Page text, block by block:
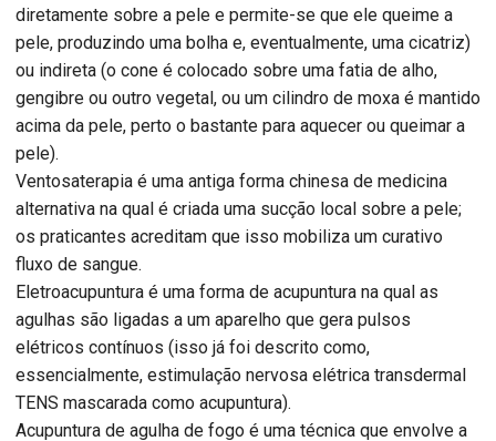
diretamente sobre a pele e permite-se que ele queime a
pele, produzindo uma bolha e, eventualmente, uma cicatriz)
ou indireta (o cone é colocado sobre uma fatia de alho,
gengibre ou outro vegetal, ou um cilindro de moxa é mantido
acima da pele, perto o bastante para aquecer ou queimar a
pele).
Ventosaterapia é uma antiga forma chinesa de medicina
alternativa na qual é criada uma sucção local sobre a pele;
os praticantes acreditam que isso mobiliza um curativo
fluxo de sangue.
Eletroacupuntura é uma forma de acupuntura na qual as
agulhas são ligadas a um aparelho que gera pulsos
elétricos contínuos (isso já foi descrito como,
essencialmente, estimulação nervosa elétrica transdermal
TENS mascarada como acupuntura).
Acupuntura de agulha de fogo é uma técnica que envolve a